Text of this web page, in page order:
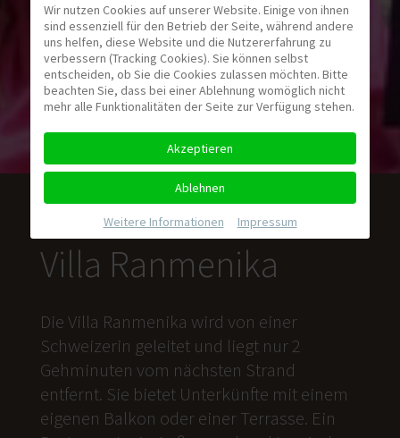
Villa Ranmenika
Die Villa Ranmenika wird von einer
Schweizerin geleitet und liegt nur 2
Gehminuten vom nächsten Strand
entfernt. Sie bietet Unterkünfte mit einem
eigenen Balkon oder einer Terrasse. Ein
Wir nutzen Cookies auf unserer Website. Einige von ihnen
sind essenziell für den Betrieb der Seite, während andere
uns helfen, diese Website und die Nutzererfahrung zu
verbessern (Tracking Cookies). Sie können selbst
entscheiden, ob Sie die Cookies zulassen möchten. Bitte
beachten Sie, dass bei einer Ablehnung womöglich nicht
mehr alle Funktionalitäten der Seite zur Verfügung stehen.
Akzeptieren
Ablehnen
Weitere Informationen Impressum